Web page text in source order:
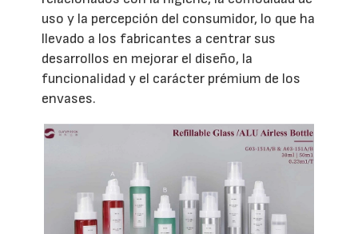
uso y la percepción del consumidor, lo que ha
llevado a los fabricantes a centrar sus
desarrollos en mejorar el diseño, la
funcionalidad y el carácter prémium de los
envases.